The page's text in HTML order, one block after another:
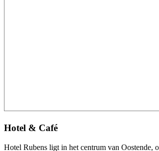
Hotel & Café
Hotel Rubens ligt in het centrum van Oostende,